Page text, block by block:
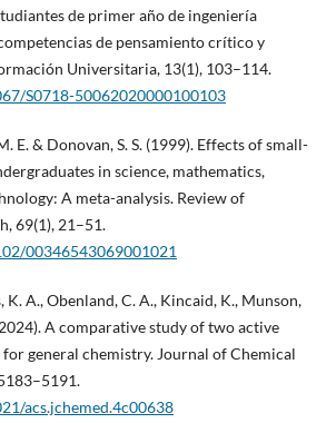
de primer año de ingeniería
de pensamiento crítico y
Universitaria, 13(1), 103–114.
S0718-50062020000100103
E. & Donovan, S. S. (1999). Effects of small-
in science, mathematics,
A meta-analysis. Review of
69(1), 21–51.
00346543069001021
K. A., Obenland, C. A., Kincaid, K., Munson,
A comparative study of two active
general chemistry. Journal of Chemical
acs.jchemed.4c00638